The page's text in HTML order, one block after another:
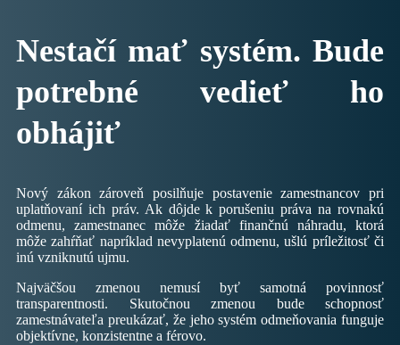
Nestačí mať systém. Bude
potrebné vedieť ho
obhájiť
Nový zákon zároveň posilňuje postavenie zamestnancov pri
uplatňovaní ich práv. Ak dôjde k porušeniu práva na rovnakú
odmenu, zamestnanec môže žiadať finančnú náhradu, ktorá
môže zahŕňať napríklad nevyplatenú odmenu, ušlú príležitosť či
inú vzniknutú ujmu.
Najväčšou zmenou nemusí byť samotná povinnosť
transparentnosti. Skutočnou zmenou bude schopnosť
zamestnávateľa preukázať, že jeho systém odmeňovania funguje
objektívne, konzistentne a férovo.